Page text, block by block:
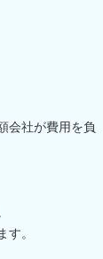
会社が費用を負
。